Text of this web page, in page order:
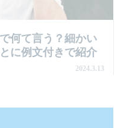
何て言う？細かい
に例文付きで紹介
2024.3.13